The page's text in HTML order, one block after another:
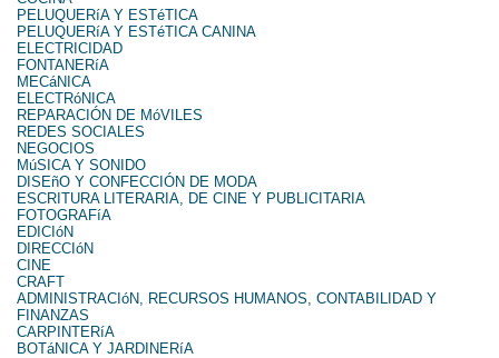
PELUQUERíA Y ESTéTICA
PELUQUERíA Y ESTéTICA CANINA
ELECTRICIDAD
FONTANERíA
MECáNICA
ELECTRóNICA
REPARACIÓN DE MóVILES
REDES SOCIALES
NEGOCIOS
MúSICA Y SONIDO
DISEñO Y CONFECCIÓN DE MODA
ESCRITURA LITERARIA, DE CINE Y PUBLICITARIA
FOTOGRAFíA
EDICIóN
DIRECCIóN
CINE
CRAFT
ADMINISTRACIóN, RECURSOS HUMANOS, CONTABILIDAD Y
FINANZAS
CARPINTERíA
BOTáNICA Y JARDINERíA